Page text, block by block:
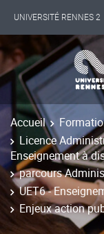
UNIVERSITÉ RENNES 2
INTERNATIONAL
LES NOUVELLES DE
Accueil
Licence
Enseignement à
parcours
UET6 -
Enjeux action